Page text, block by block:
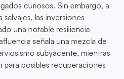
curiosos. Sin embargo, a
las inversiones
una notable resiliencia
señala una mezcla de
subyacente, mientras
para posibles recuperaciones